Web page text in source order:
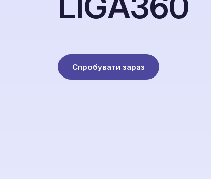
Спробувати зараз